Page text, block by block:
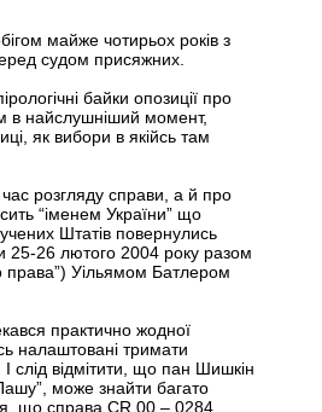
майже чотирьох років з
судом присяжних.
байки опозиції про
в найслушніший момент,
як вибори в якійсь там
розгляду справи, а й про
“іменем України” що
Штатів повернулись
25-26 лютого 2004 року разом
права”) Уільямом Батлером
практично жодної
налаштовані тримати
слід відмітити, що пан Шишкін
може знайти багато
що справа CR 00 – 0284